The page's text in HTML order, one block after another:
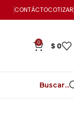
CONTÁCTOCOTIZAR
0 $ 0
Buscar...